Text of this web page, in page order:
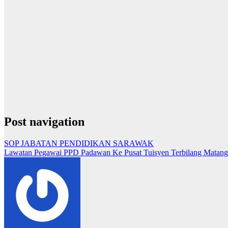
Post navigation
SOP JABATAN PENDIDIKAN SARAWAK
Lawatan Pegawai PPD Padawan Ke Pusat Tuisyen Terbilang